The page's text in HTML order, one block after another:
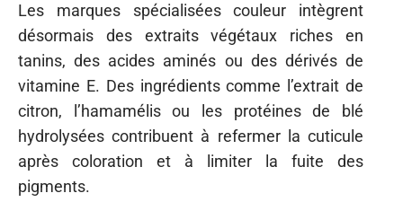
Les marques spécialisées couleur intègrent
désormais des extraits végétaux riches en
tanins, des acides aminés ou des dérivés de
vitamine E. Des ingrédients comme l’extrait de
citron, l’hamamélis ou les protéines de blé
hydrolysées contribuent à refermer la cuticule
après coloration et à limiter la fuite des
pigments.